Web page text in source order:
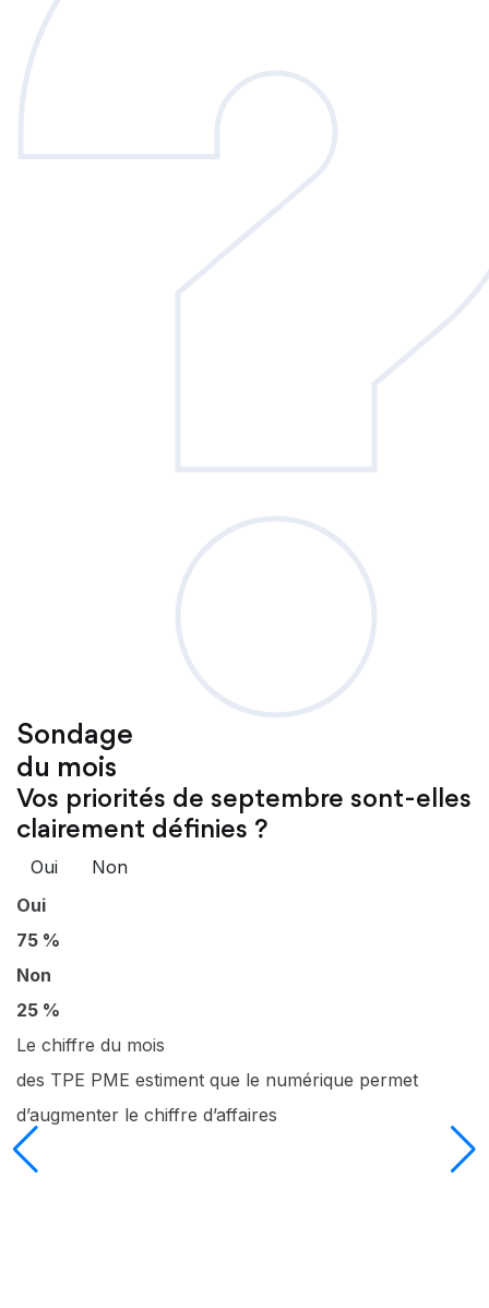
Sondage
du mois
Vos priorités de septembre sont-elles
clairement définies ?
Oui
Non
Oui
75 %
Non
25 %
Le chiffre du mois
des TPE PME estiment que le numérique permet
d’augmenter le chiffre d’affaires